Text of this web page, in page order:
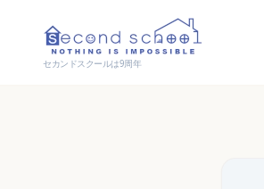
セカンドスクールは9周年